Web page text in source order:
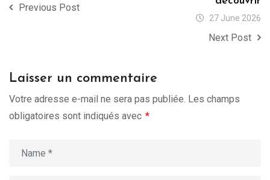
Previous Post
27 June 2026
Next Post
Laisser un commentaire
Votre adresse e-mail ne sera pas publiée. Les champs
obligatoires sont indiqués avec *